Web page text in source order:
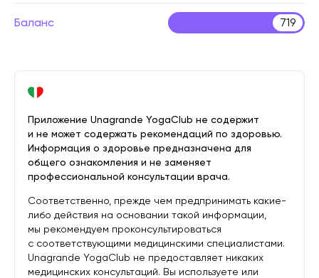
Баланс 719
Приложение Unagrande YogaClub не содержит
и не может содержать рекомендаций по здоровью.
Информация о здоровье предназначена для
общего ознакомления и не заменяет
профессиональной консультации врача.
Соответственно, прежде чем предпринимать какие-
либо действия на основании такой информации,
мы рекомендуем проконсультироваться
с соответствующими медицинскими специалистами.
Unagrande YogaClub не предоставляет никаких
медицинских консультаций. Вы используете или